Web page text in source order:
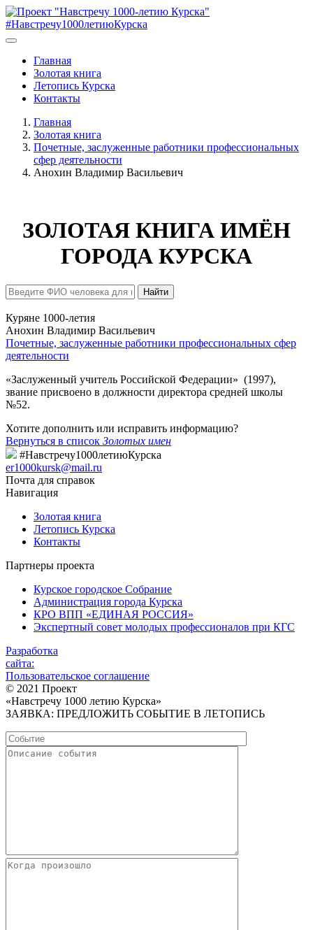
#Навстречу1000летиюКурска
Главная
Золотая книга
Летопись Курска
Контакты
Главная
Золотая книга
Почетные, заслуженные работники профессиональных
сфер деятельности
Анохин Владимир Васильевич
ЗОЛОТАЯ КНИГА ИМЁН
ГОРОДА КУРСКА
Найти
Куряне 1000-летия
Анохин Владимир Васильевич
Почетные, заслуженные работники профессиональных сфер
деятельности
«Заслуженный учитель Российской Федерации» (1997),
звание присвоено в должности директора средней школы
№52.
Хотите дополнить или исправить информацию?
Вернуться в список Золотых имен
#Навстречу1000летиюКурска
er1000kursk@mail.ru
Почта для справок
Навигация
Золотая книга
Летопись Курска
Контакты
Партнеры проекта
Курское городское Собрание
Администрация города Курска
КРО ВПП «ЕДИНАЯ РОССИЯ»
Экспертный совет молодых профессионалов при КГС
Разработка
сайта:
Пользовательское соглашение
© 2021 Проект
«Навстречу 1000 летию Курска»
ЗАЯВКА: ПРЕДЛОЖИТЬ СОБЫТИЕ В ЛЕТОПИСЬ